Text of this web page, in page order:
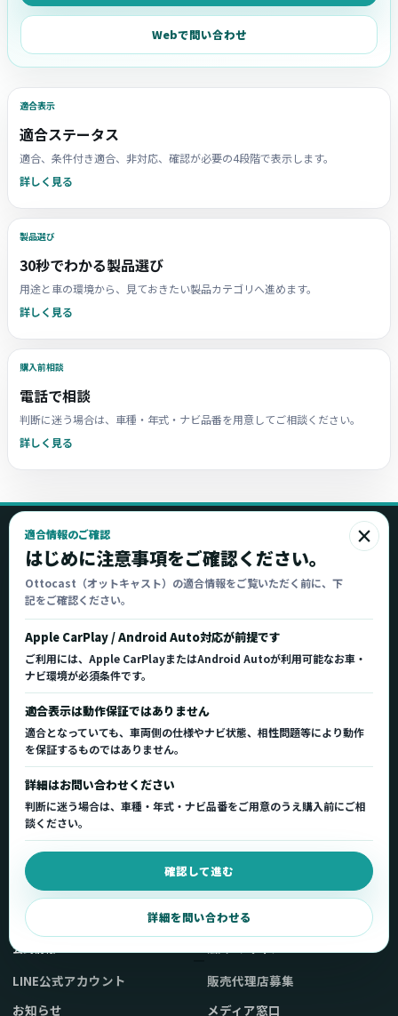
Webで問い合わせ
適合表示
適合ステータス
適合、条件付き適合、非対応、確認が必要の4段階で表示します。
詳しく見る
製品選び
30秒でわかる製品選び
用途と車の環境から、見ておきたい製品カテゴリへ進めます。
詳しく見る
購入前相談
電話で相談
判断に迷う場合は、車種・年式・ナビ品番を用意してご相談ください。
詳しく見る
×
適合情報のご確認
はじめに注意事項をご確認ください。
Ottocast（オットキャスト）の適合情報をご覧いただく前に、下
記をご確認ください。
Apple CarPlay / Android Auto対応が前提です
ご利用には、Apple CarPlayまたはAndroid Autoが利用可能なお車・
ナビ環境が必須条件です。
適合表示は動作保証ではありません
適合となっていても、車両側の仕様やナビ状態、相性問題等により動作
を保証するものではありません。
詳細はお問い合わせください
判断に迷う場合は、車種・年式・ナビ品番をご用意のうえ購入前にご相
談ください。
確認して進む
詳細を問い合わせる
Ottocast
オットキャスト
Ottocast正規販売代理店 Azgate株式会社
Ottocast（オットキャスト）の製品情報、車種適
合、サポート情報を日本国内向けに整理してご案内し
ます。
正規販売代理店 車種適合情報 国内サポート窓口
製品を探す
製品一覧
車種適合を確認
用途から製品を選ぶ
取扱店舗・購入先
弊社販売ストアへ
Q&A・症状別サポート
起動不良復旧サービス
公式情報
LINE公式アカウント
お知らせ
販売代理店募集
メディア窓口